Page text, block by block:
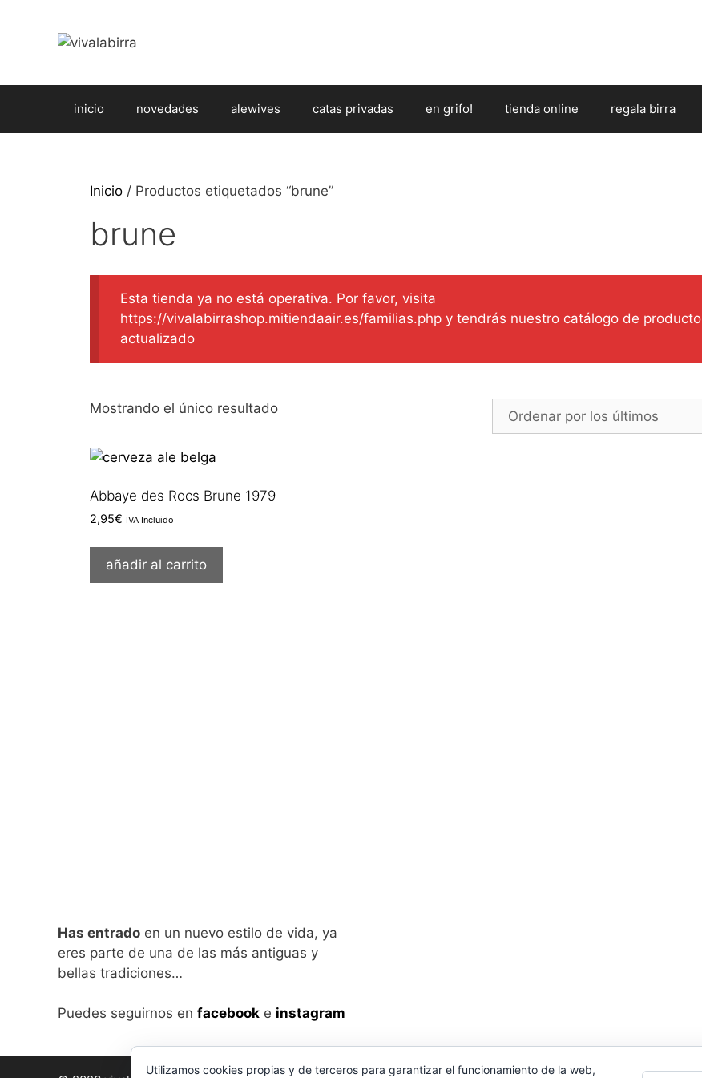
contenido
inicio novedades alewives catas privadas en grifo! tienda online regala birra
Inicio / Productos etiquetados “brune”
brune
Esta tienda ya no está operativa. Por favor, visita
https://vivalabirrashop.mitiendaair.es/familias.php y tendrás nuestro catálogo de producto
actualizado
Mostrando el único resultado
Abbaye des Rocs Brune 1979
2,95€ IVA Incluido
añadir al carrito
Has entrado en un nuevo estilo de vida, ya
eres parte de una de las más antiguas y
bellas tradiciones…
Puedes seguirnos en facebook e instagram
Utilizamos cookies propias y de terceros para garantizar el funcionamiento de la web,